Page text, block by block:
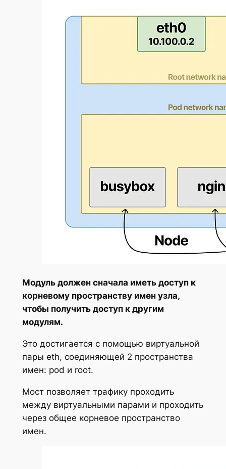
Модуль должен сначала иметь доступ к
корневому пространству имен узла,
чтобы получить доступ к другим
модулям.
Это достигается с помощью виртуальной
пары eth, соединяющей 2 пространства
имен: pod и root.
Мост позволяет трафику проходить
между виртуальными парами и проходить
через общее корневое пространство
имен.